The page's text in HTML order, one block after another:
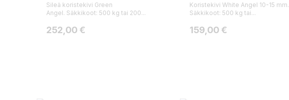
Sileä koristekivi Green
Angel. Säkkikoot: 500 kg tai 200...
Hinta
252,00 €
Koristekivi White Angel 10-15 mm.
Säkkikoot: 500 kg tai...
Hinta
159,00 €